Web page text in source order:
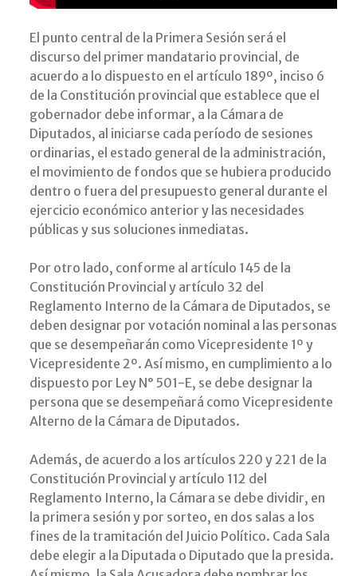
El punto central de la Primera Sesión será el
discurso del primer mandatario provincial, de
acuerdo a lo dispuesto en el artículo 189º, inciso 6
de la Constitución provincial que establece que el
gobernador debe informar, a la Cámara de
Diputados, al iniciarse cada período de sesiones
ordinarias, el estado general de la administración,
el movimiento de fondos que se hubiera producido
dentro o fuera del presupuesto general durante el
ejercicio económico anterior y las necesidades
públicas y sus soluciones inmediatas.
Por otro lado, conforme al artículo 145 de la
Constitución Provincial y artículo 32 del
Reglamento Interno de la Cámara de Diputados, se
deben designar por votación nominal a las personas
que se desempeñarán como Vicepresidente 1º y
Vicepresidente 2º. Así mismo, en cumplimiento a lo
dispuesto por Ley N° 501-E, se debe designar la
persona que se desempeñará como Vicepresidente
Alterno de la Cámara de Diputados.
Además, de acuerdo a los artículos 220 y 221 de la
Constitución Provincial y artículo 112 del
Reglamento Interno, la Cámara se debe dividir, en
la primera sesión y por sorteo, en dos salas a los
fines de la tramitación del Juicio Político. Cada Sala
debe elegir a la Diputada o Diputado que la presida.